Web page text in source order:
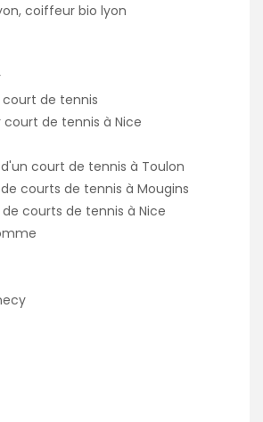
coiffeur bio lyon
de tennis
de tennis à Nice
court de tennis à Toulon
courts de tennis à Mougins
courts de tennis à Nice